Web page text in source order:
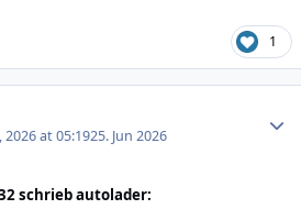
1
2026 at 05:1925. Jun 2026
schrieb autolader: